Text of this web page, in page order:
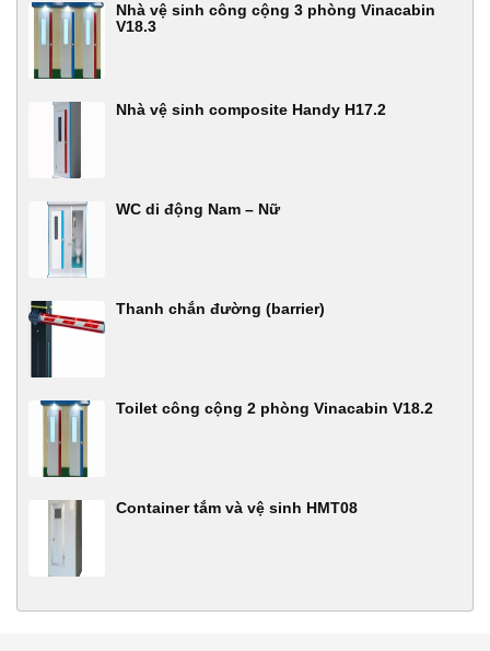
Nhà vệ sinh công cộng 3 phòng Vinacabin
V18.3
Nhà vệ sinh composite Handy H17.2
WC di động Nam – Nữ
Thanh chắn đường (barrier)
Toilet công cộng 2 phòng Vinacabin V18.2
Container tắm và vệ sinh HMT08